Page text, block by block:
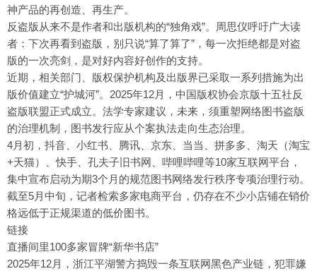
神产品的再创造、再生产。
反盗版从来不是作者和出版机构的“独角戏”。周思仪呼吁广大读
者：下次再看到盗版，别只说“算了算了”，每一次拒绝都是对盗
版的一次亮剑，是对好内容好创作的支持。
近期，相关部门、版权保护机构及出版界已采取一系列措施为出
版价值建立“护城河”。2025年12月，中国版权协会京版十五社反
盗版联盟正式成立。法学专家建议，未来，须重塑网络图书盗版
的治理机制，图书发行应从个案执法走向生态治理。
4月初，抖音、小红书、腾讯、京东、当当、拼多多、淘天（淘宝
+天猫）、快手、孔夫子旧书网、哔哩哔哩等10家互联网平台，
集中宣布启动为期3个月的规范图书网络发行秩序专项治理行动。
截至5月中旬，记者检索多家电商平台，仍存在不少小店铺在销价
格远低于正规渠道的低价图书。
链接
直播间里100多家冒牌“新华书店”
2025年12月，浙江平湖警方捣毁一条互联网黑色产业链，犯罪嫌